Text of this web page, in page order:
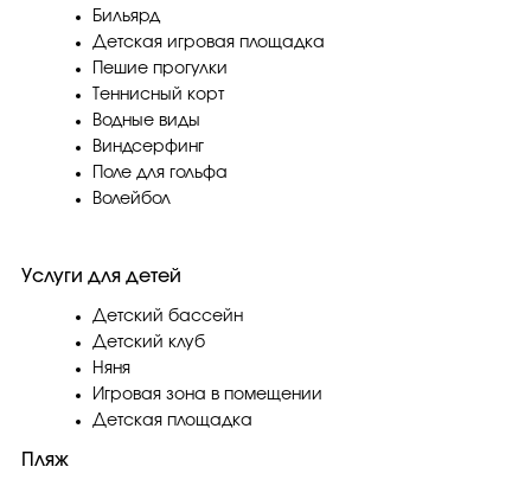
Бильярд
Детская игровая площадка
Пешие прогулки
Теннисный корт
Водные виды
Виндсерфинг
Поле для гольфа
Волейбол
Услуги для детей
Детский бассейн
Детский клуб
Няня
Игровая зона в помещении
Детская площадка
Пляж